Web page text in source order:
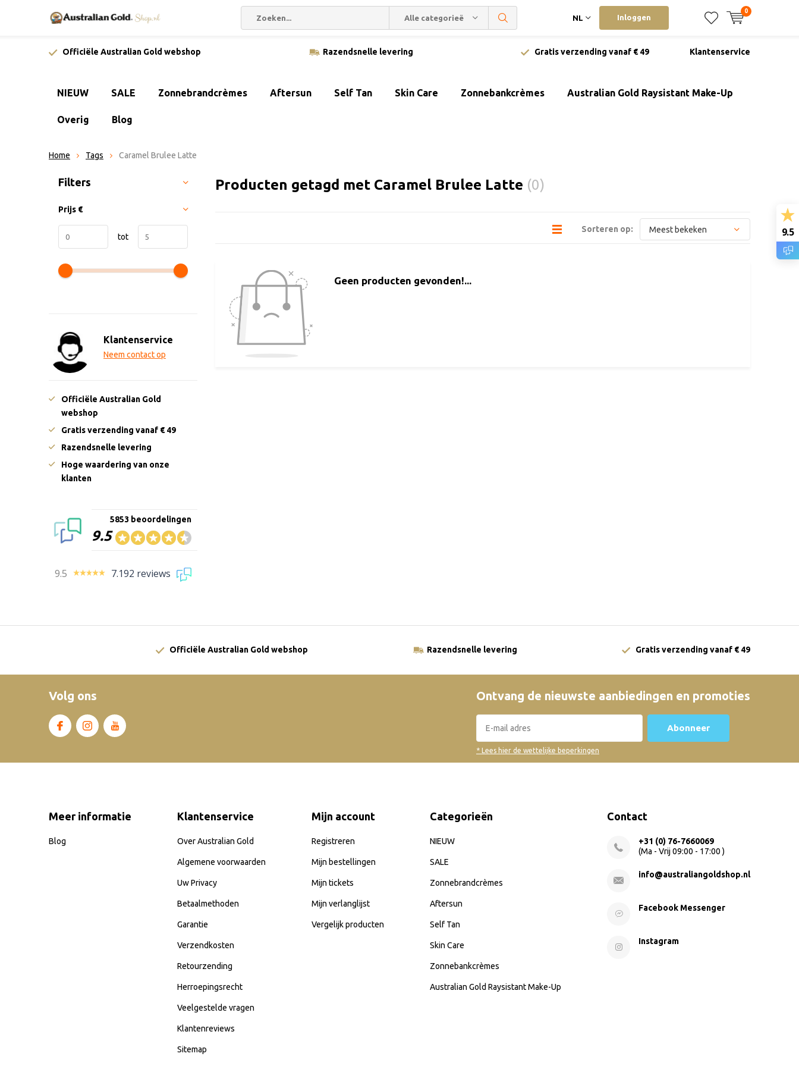
Alle categorieën NL Inloggen
0
Officiële Australian Gold webshop Razendsnelle levering Gratis verzending vanaf € 49 Klantenservice
NIEUW SALE Zonnebrandcrèmes Aftersun Self Tan Skin Care Zonnebankcrèmes Australian Gold Raysistant Make-Up
Overig Blog
Home Tags Caramel Brulee Latte
Producten getagd met Caramel Brulee Latte (0)
Sorteren op:
Geen producten gevonden!...
Sorteren op:
Filters
Prijs €
tot
Klantenservice
Neem contact op
Officiële Australian Gold
webshop
Gratis verzending vanaf € 49
Razendsnelle levering
Hoge waardering van onze
klanten
9.5
5853 beoordelingen
9.5 7.192 reviews
Officiële Australian Gold webshop Razendsnelle levering Gratis verzending vanaf € 49
Volg ons Ontvang de nieuwste aanbiedingen en promoties
Abonneer
* Lees hier de wettelijke beperkingen
Meer informatie
Blog
Klantenservice
Over Australian Gold
Algemene voorwaarden
Uw Privacy
Betaalmethoden
Garantie
Verzendkosten
Retourzending
Herroepingsrecht
Veelgestelde vragen
Klantenreviews
Sitemap
Mijn account
Registreren
Mijn bestellingen
Mijn tickets
Mijn verlanglijst
Vergelijk producten
Categorieën
NIEUW
SALE
Zonnebrandcrèmes
Aftersun
Self Tan
Skin Care
Zonnebankcrèmes
Australian Gold Raysistant Make-Up
Contact
+31 (0) 76-7660069
(Ma - Vrij 09:00 - 17:00 )
info@australiangoldshop.nl
Facebook Messenger
Instagram
9.5